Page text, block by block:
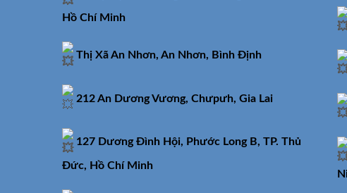
Hồ Chí Minh
Thị Xã An Nhơn, An Nhơn, Bình Định
212 An Dương Vương, Chưpưh, Gia Lai
127 Dương Đình Hội, Phước Long B, TP. Thủ
Đức, Hồ Chí Minh